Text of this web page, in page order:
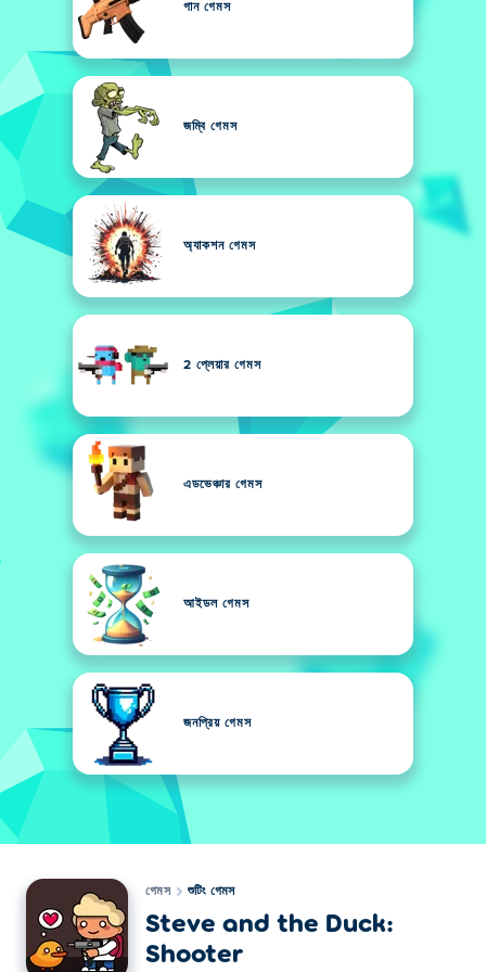
গান গেমস
জম্বি গেমস
অ্যাকশন গেমস
2 প্লেয়ার গেমস
এডভেঞ্চার গেমস
আইডল গেমস
জনপ্রিয় গেমস
গেমস শুটিং গেমস
Steve and the Duck:
Shooter